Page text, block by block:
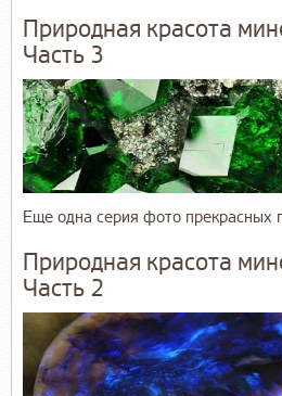
Природная красота
Часть 3
Еще одна серия фото прекрасных
Природная красота
Часть 2